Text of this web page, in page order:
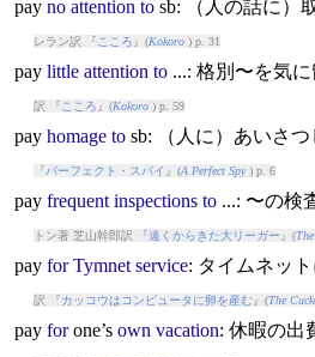
pay no attention tosb: （人の話に）
レラン訳 『 こころ 』(Kokoro) p. 31
pay little attention to...: 格別〜を気に
訳 『 こころ 』(Kokoro) p. 59
pay homage tosb: （人に）あいさつ
『パーフェクト・スパイ 』(A Perfect Spy) p. 6
pay frequent inspections to...: 〜の検
トン著 芝山幹郎訳 『遠くからきた大リーガー 』(
pay for Tymnet service: タイムネッ
訳 『 カッコウはコンピュータに卵を産む』(The
pay forone’s own vacation: 休暇の出